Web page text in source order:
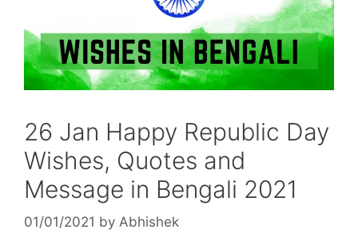
26 Jan Happy Republic Day
Wishes, Quotes and
Message in Bengali 2021
01/01/2021 by Abhishek